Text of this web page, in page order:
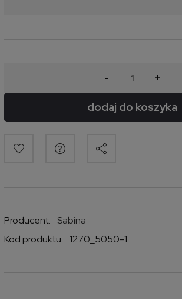
- +
dodaj do koszyka
Producent:
Sabina
Kod produktu:
1270_5050-1